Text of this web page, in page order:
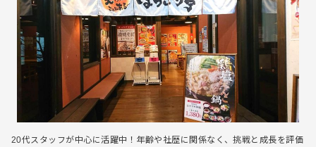
20代スタッフが中心に活躍中！年齢や社歴に関係なく、挑戦と成長を評価